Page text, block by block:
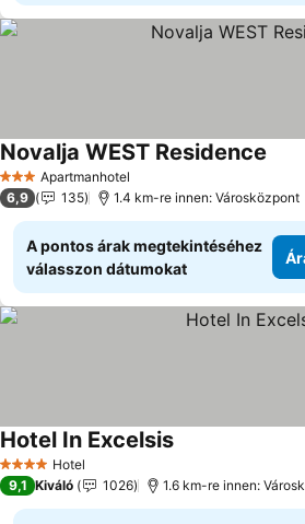
3 KategóriaApartmanhotel
Novalja WEST Residence
6,9 135 1.4 km-re innen: Városközpont
A pontos árak megtekintéséhez
válasszon dátumokat
4 KategóriaHotel
Hotel In ExcelsisÁrak
9,1 Kiváló 1026 1.6 km-re innen: